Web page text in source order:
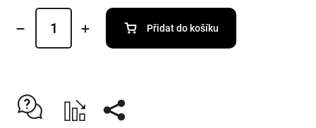
Přidat do košíku